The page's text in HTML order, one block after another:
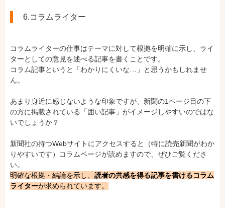
6.コラムライター
コラムライターの仕事はテーマに対して根拠を明確に示し、ライ
ターとしての意見を述べる記事を書くことです。
コラム記事というと「わかりにくいな…」と思うかもしれませ
ん。
あまり身近に感じないような印象ですが、新聞の1ページ目の下
の方に掲載されている「囲い記事」がイメージしやすいのではな
いでしょうか？
新聞社の持つWebサイトにアクセスすると（特に読売新聞がわか
りやすいです）コラムページが読めますので、ぜひご覧くださ
い。
明確な根拠・結論を示し、 読者の共感を得る記事を書けるコラム
ライターが求められています。